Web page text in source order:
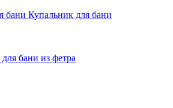
Купальник для бани
бани из фетра